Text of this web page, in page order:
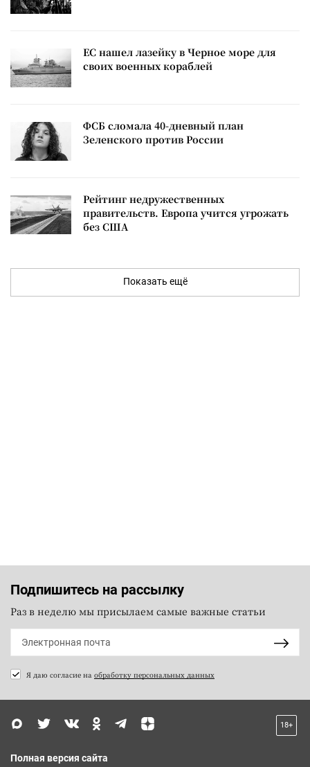
ЕС нашел лазейку в Черное море для
своих военных кораблей
ФСБ сломала 40-дневный план
Зеленского против России
Рейтинг недружественных
правительств. Европа учится угрожать
без США
Показать ещё
Подпишитесь на рассылку
Раз в неделю мы присылаем самые важные статьи
Я даю согласие на обработку персональных данных
18+
Полная версия сайта